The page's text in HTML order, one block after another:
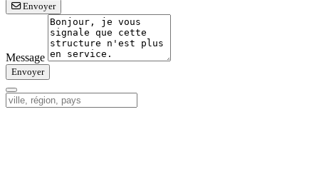
Envoyer
Message
Envoyer